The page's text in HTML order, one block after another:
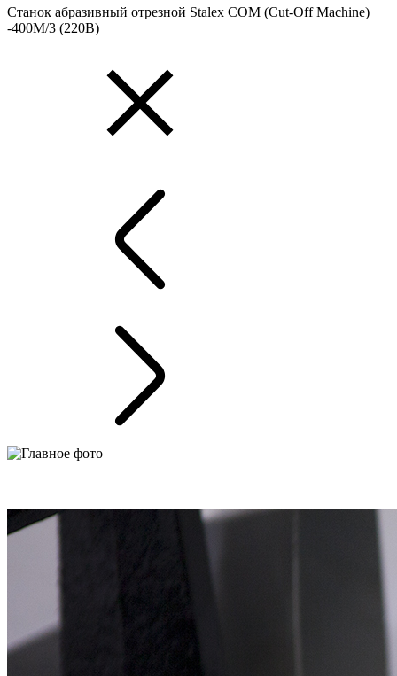
Станок абразивный отрезной Stalex COM (Cut-Off Machine)
-400M/3 (220В)